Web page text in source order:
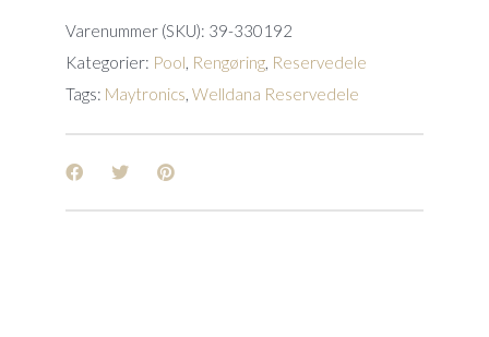
Varenummer (SKU): 39-330192
Kategorier: Pool Rengøring Reservedele
Tags: Maytronics Welldana Reservedele